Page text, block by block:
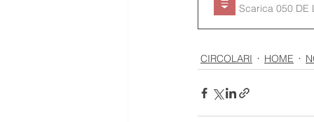
Scarica 050 DE
CIRCOLARI HOME